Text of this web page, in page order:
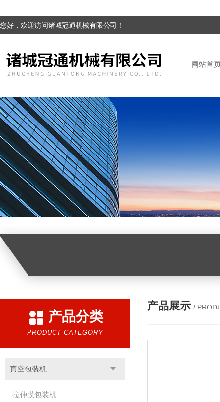
您好，欢迎访问诸城冠通机械有限公司！
网站首
产品分类
PRODUCT CATEGORY
真空包装机
拉伸膜包装机
产品展示 /